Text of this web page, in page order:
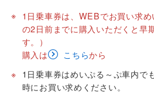
※ 1日乗車券は、WEBでお買い求
の2日前までに購入いただくと早
す。）
購入は
こちらから
※ 1日乗車券はめいぷる～ぷ車内で
時にお買い求めください。